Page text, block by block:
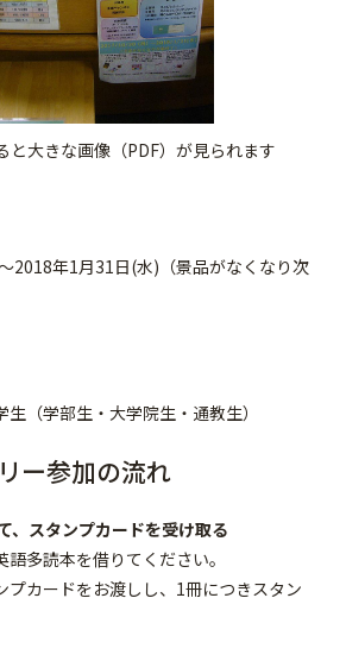
きな画像（PDF）が見られます
2018年1月31日(水)（景品がなくなり次
（学部生・大学院生・通教生）
ー参加の流れ
、スタンプカードを受け取る
多読本を借りてください。
プカードをお渡しし、1冊につきスタン